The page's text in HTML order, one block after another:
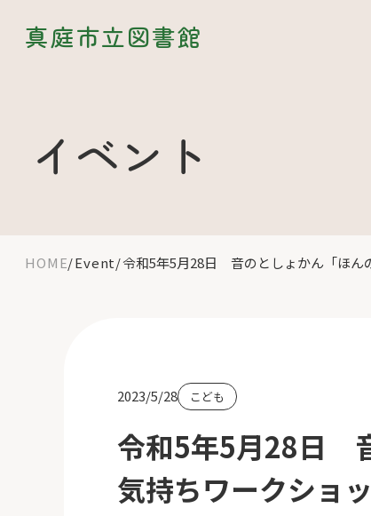
真庭市立図書館
イベント
HOME Event 令和5年5月28日 音のとしょかん「ほん
2023/5/28 こども
令和5年5月28日
気持ちワークショッ